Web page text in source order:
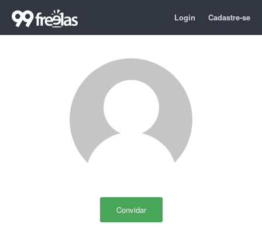
Login Cadastre-se
Convidar